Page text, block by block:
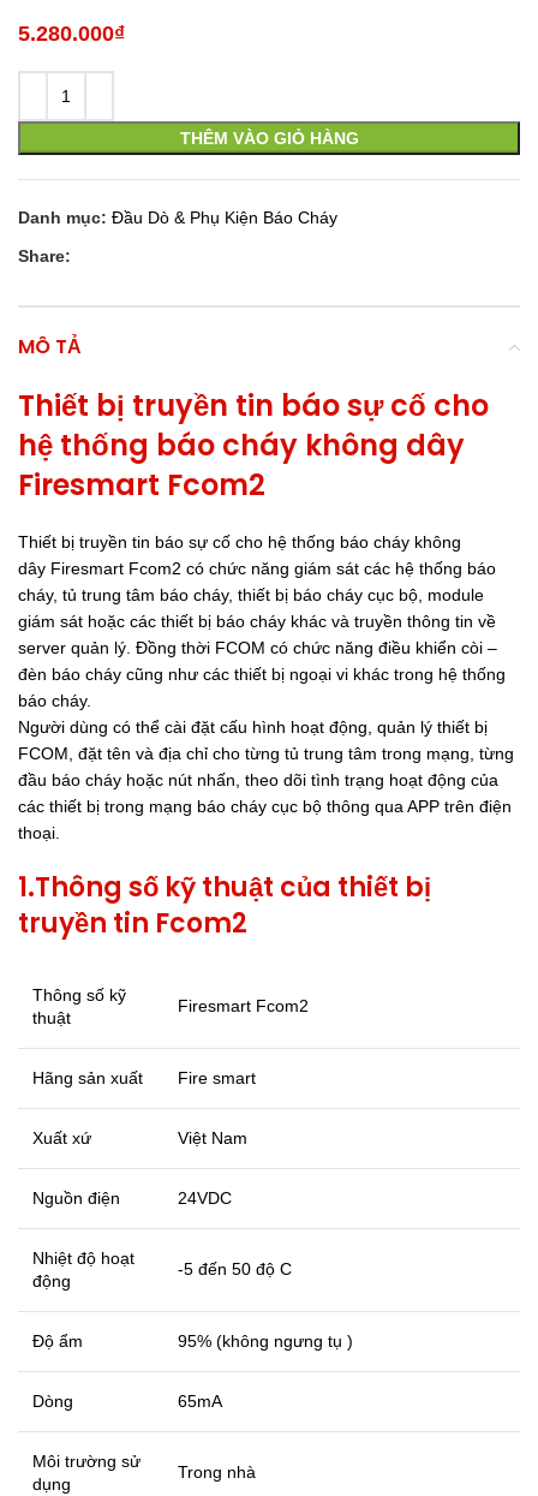
5.280.000₫
THÊM VÀO GIỎ HÀNG
Danh mục: Đầu Dò & Phụ Kiện Báo Cháy
Share:
MÔ TẢ
Thiết bị truyền tin báo sự cố cho
hệ thống báo cháy không dây
Firesmart Fcom2
Thiết bị truyền tin báo sự cố cho hệ thống báo cháy không
dây Firesmart Fcom2 có chức năng giám sát các hệ thống báo
cháy, tủ trung tâm báo cháy, thiết bị báo cháy cục bộ, module
giám sát hoặc các thiết bị báo cháy khác và truyền thông tin về
server quản lý. Đồng thời FCOM có chức năng điều khiển còi –
đèn báo cháy cũng như các thiết bị ngoại vi khác trong hệ thống
báo cháy.
Người dùng có thể cài đặt cấu hình hoạt động, quản lý thiết bị
FCOM, đặt tên và địa chỉ cho từng tủ trung tâm trong mạng, từng
đầu báo cháy hoặc nút nhấn, theo dõi tình trạng hoạt động của
các thiết bị trong mạng báo cháy cục bộ thông qua APP trên điện
thoại.
1.Thông số kỹ thuật của thiết bị
truyền tin Fcom2
Thông số kỹ
thuật
Firesmart Fcom2
Hãng sản xuất Fire smart
Xuất xứ Việt Nam
Nguồn điện 24VDC
Nhiệt độ hoạt
động
-5 đến 50 độ C
Độ ẩm 95% (không ngưng tụ )
Dòng 65mA
Môi trường sử
dụng
Trong nhà